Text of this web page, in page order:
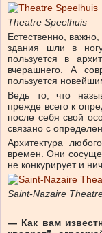
Theatre Speelhuis
Естественно,
здания шли в
пользуется в
вчерашнего. А
пользуется
Ведь то, что
прежде всего к
после себя свой
связано с
Архитектура
времен. Они
не конкурирует и
Saint-Nazaire
— Как вам